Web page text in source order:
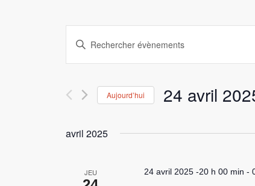
et
de
vues
Saisir
ÉvènementsAujourd’hui 24 avril
avril 2025
JEU 24 avril 2025 -20 h 00 min -